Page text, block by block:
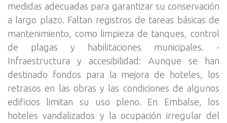
medidas adecuadas para garantizar su conservación
a largo plazo. Faltan registros de tareas básicas de
mantenimiento, como limpieza de tanques, control
de plagas y habilitaciones municipales. -
Infraestructura y accesibilidad: Aunque se han
destinado fondos para la mejora de hoteles, los
retrasos en las obras y las condiciones de algunos
edificios limitan su uso pleno. En Embalse, los
hoteles vandalizados y la ocupación irregular del